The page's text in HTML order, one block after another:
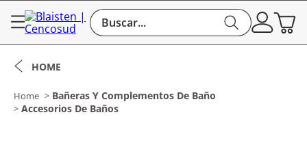
Buscar...
Bañeras Y Complementos De Baño
Accesorios De Baños